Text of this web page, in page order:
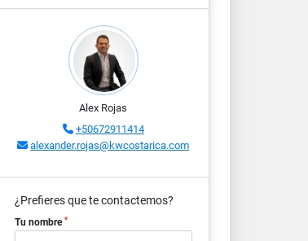
Alex Rojas
+50672911414
alexander.rojas@kwcostarica.com
¿Prefieres que te contactemos?
Tu nombre *